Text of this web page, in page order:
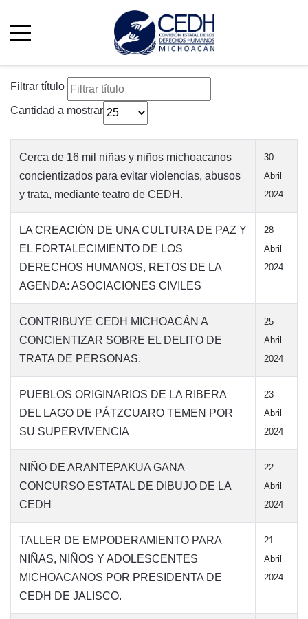
Filtrar título
Cantidad a mostrar
Cerca de 16 mil niñas y niños michoacanos
concientizados para evitar violencias, abusos
y trata, mediante teatro de CEDH.
30
Abril
2024
LA CREACIÓN DE UNA CULTURA DE PAZ Y
EL FORTALECIMIENTO DE LOS
DERECHOS HUMANOS, RETOS DE LA
AGENDA: ASOCIACIONES CIVILES
28
Abril
2024
CONTRIBUYE CEDH MICHOACÁN A
CONCIENTIZAR SOBRE EL DELITO DE
TRATA DE PERSONAS.
25
Abril
2024
PUEBLOS ORIGINARIOS DE LA RIBERA
DEL LAGO DE PÁTZCUARO TEMEN POR
SU SUPERVIVENCIA
23
Abril
2024
NIÑO DE ARANTEPAKUA GANA
CONCURSO ESTATAL DE DIBUJO DE LA
CEDH
22
Abril
2024
TALLER DE EMPODERAMIENTO PARA
NIÑAS, NIÑOS Y ADOLESCENTES
MICHOACANOS POR PRESIDENTA DE
CEDH DE JALISCO.
21
Abril
2024